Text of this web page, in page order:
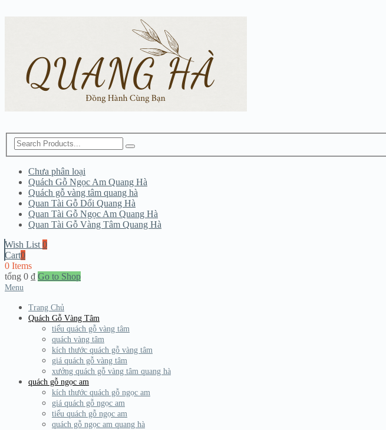
Chưa phân loại
Quách Gỗ Ngọc Am Quang Hà
Quách gỗ vàng tâm quang hà
Quan Tài Gỗ Dổi Quang Hà
Quan Tài Gỗ Ngọc Am Quang Hà
Quan Tài Gỗ Vàng Tâm Quang Hà
Wish List 0
Cart0
0 Items
tổng 0 ₫ Go to Shop
Menu
Trang Chủ
Quách Gỗ Vàng Tâm
tiểu quách gỗ vàng tâm
quách vàng tâm
kích thước quách gỗ vàng tâm
giá quách gỗ vàng tâm
xưởng quách gỗ vàng tâm quang hà
quách gỗ ngọc am
kích thước quách gỗ ngọc am
giá quách gỗ ngọc am
tiểu quách gỗ ngọc am
quách gỗ ngọc am quang hà